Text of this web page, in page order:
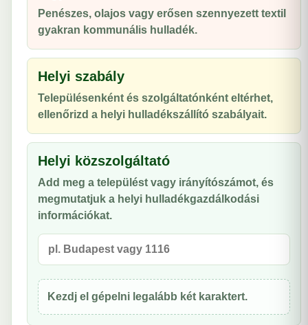
Penészes, olajos vagy erősen szennyezett textil
gyakran kommunális hulladék.
Helyi szabály
Településenként és szolgáltatónként eltérhet,
ellenőrizd a helyi hulladékszállító szabályait.
Helyi közszolgáltató
Add meg a települést vagy irányítószámot, és
megmutatjuk a helyi hulladékgazdálkodási
információkat.
Kezdj el gépelni legalább két karaktert.